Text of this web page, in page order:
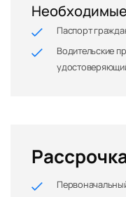
Паспорт
Водительские